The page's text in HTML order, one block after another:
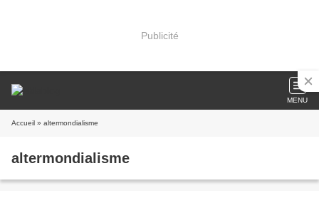
Publicité
MENU
Accueil » altermondialisme
altermondialisme